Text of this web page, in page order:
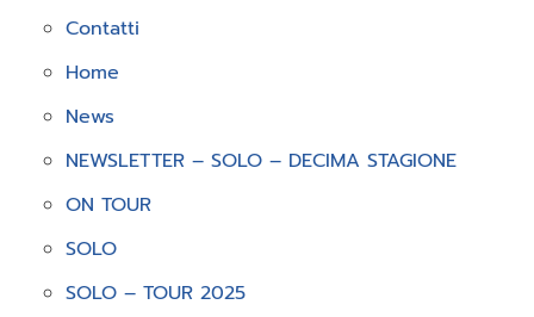
Contatti
Home
News
NEWSLETTER – SOLO – DECIMA STAGIONE
ON TOUR
SOLO
SOLO – TOUR 2025